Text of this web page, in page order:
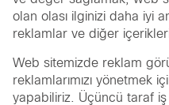
olan olası ilginizi daha iyi
reklamlar ve diğer
Web sitemizde reklam
reklamlarımızı yönetmek
yapabiliriz. Üçüncü taraf iş